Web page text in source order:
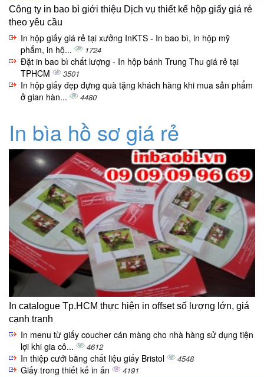
Công ty in bao bì giới thiệu Dịch vụ thiết kế hộp giấy giá rẻ
theo yêu cầu
In hộp giấy giá rẻ tại xưởng InKTS - In bao bì, in hộp mỹ
phẩm, in hộ...
1724
Đặt in bao bì chất lượng - In hộp bánh Trung Thu giá rẻ tại
TPHCM
3501
In hộp giấy đẹp đựng quà tặng khách hàng khi mua sản phẩm
ở gian hàn...
4480
In bìa hồ sơ giá rẻ
In catalogue Tp.HCM thực hiện in offset số lượng lớn, giá
cạnh tranh
In menu từ giấy coucher cán màng cho nhà hàng sử dụng tiện
lợi khi gia cô...
4612
In thiệp cưới bằng chất liệu giấy Bristol 4548
Giấy trong thiết kế in ấn 4191